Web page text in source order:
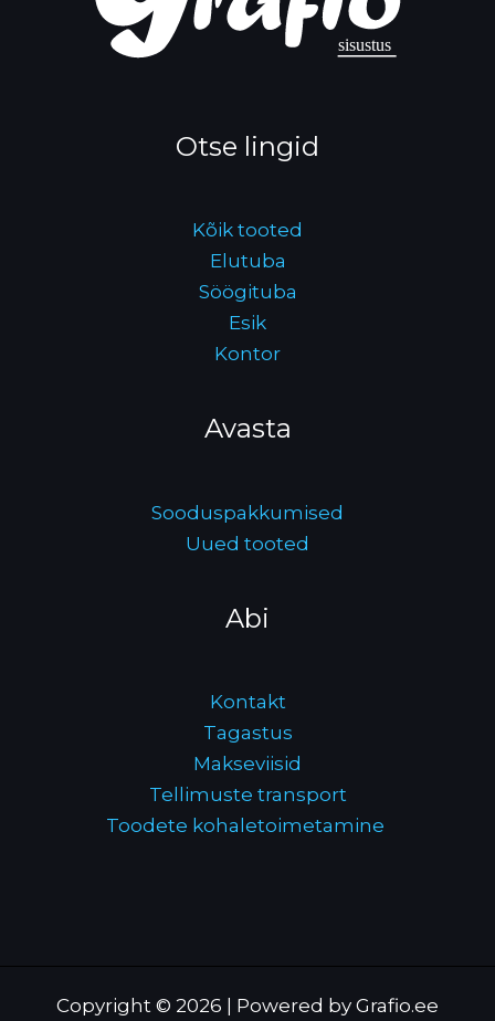
Otse lingid
Kõik tooted
Elutuba
Söögituba
Esik
Kontor
Avasta
Sooduspakkumised
Uued tooted
Abi
Kontakt
Tagastus
Makseviisid
Tellimuste transport
Toodete kohaletoimetamine
Copyright © 2026 | Powered by Grafio.ee